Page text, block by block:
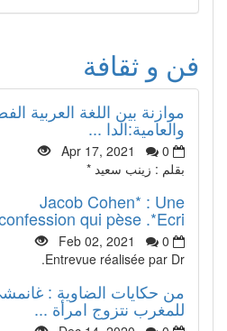
فن و ثقافة
موازنة بين اللغة العربية
والعامية:الدا ...
Apr 17, 2021
0
بقلم : زينب سعيد *
Jacob Cohen* : Une
qui pèse .*Ecri ...
Feb 02, 2021
0
Entrevue réalisée par Dr.
من حكايات الضاوية :
للمغرب نتزوج امرأة ...